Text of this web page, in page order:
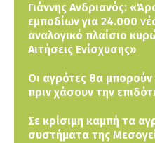
Γιάννης Ανδριανός:
εμποδίων για 24.000
αναλογικό πλαίσιο
Αιτήσεις Ενίσχυσης»
Οι αγρότες θα
πριν χάσουν την
Σε κρίσιμη καμπή τα
συστήματα της